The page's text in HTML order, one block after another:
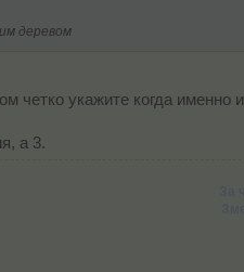
деревом
укажите когда именно
а 3.